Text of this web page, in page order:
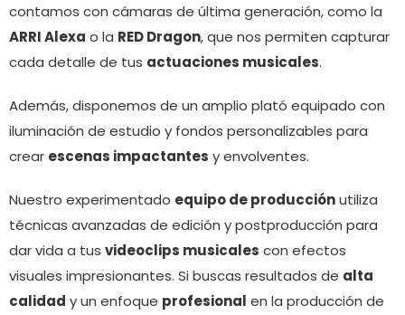
contamos con cámaras de última generación, como la
ARRI Alexa o la RED Dragon, que nos permiten capturar
cada detalle de tus actuaciones musicales.
Además, disponemos de un amplio plató equipado con
iluminación de estudio y fondos personalizables para
crear escenas impactantes y envolventes.
Nuestro experimentado equipo de producciónutiliza
técnicas avanzadas de edición y postproducción para
dar vida a tus videoclips musicales con efectos
visuales impresionantes. Si buscas resultados de alta
calidad y un enfoque profesional en la producción de